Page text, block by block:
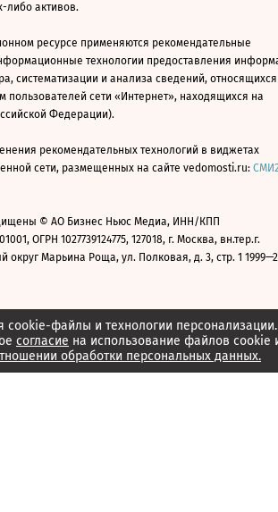
cookie-файлы и технологии
согласие на использование файлов cookie
обработки персональных данных.
либо активов.
ресурсе применяются рекомендательные
технологии предоставления
систематизации и анализа сведений,
пользователей сети «Интернет», находящихся на
Федерации).
рекомендательных технологий в виджетах
сети, размещенных на сайте vedomosti.ru:
© АО Бизнес Ньюс Медиа, ИНН/КПП
ОГРН 1027739124775, 127018, г. Москва, вн.тер.г.
округ Марьина Роща, ул. Полковая, д. 3, стр. 1